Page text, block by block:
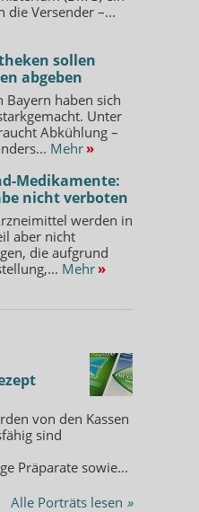
die Versender –...
sollen
abgeben
Bayern haben sich
Unter
Abkühlung –
Mehr »
Medikamente:
nicht verboten
werden in
aber nicht
die aufgrund
Mehr »
von den Kassen
sind
Präparate sowie...
Alle Porträts lesen »